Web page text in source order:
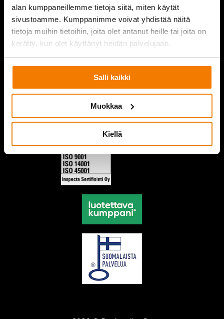
alan kumppaneillemme tietoja siitä, miten käytät
sivustoamme. Kumppanimme voivat yhdistää näitä
tietoja muihin tietoihin, joita olet antanut heille tai joita on
kerätty, kun olet käyttänyt heidän palvelujaan.
Salli kaikki
Muokkaa
Kiellä
PURKUPIHA